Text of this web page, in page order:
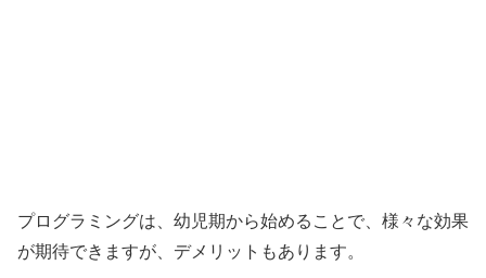
プログラミングは、幼児期から始めることで、様々な効果
が期待できますが、デメリットもあります。